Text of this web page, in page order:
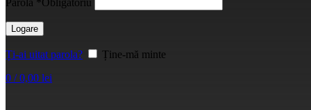
Parola *Obligatoriu
Logare
Ți-ai uitat parola?
Ține-mă minte
0 / 0,00 lei